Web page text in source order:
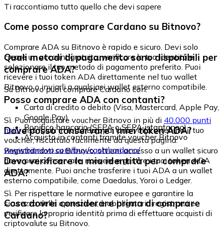
Ti raccontiamo tutto quello che devi sapere
Come posso comprare Cardano su Bitnovo?
Comprare ADA su Bitnovo è rapido e sicuro. Devi solo
creare un account gratuito, verificare la tua identità e
selezionare il tuo metodo di pagamento preferito. Puoi
ricevere i tuoi token ADA direttamente nel tuo wallet
Bitnovo o inviarli a qualsiasi wallet esterno compatibile.
Quali metodi di pagamento sono disponibili per
comprare ADA?
Su Bitnovo puoi comprare Cardano con:
Carta di credito o debito (Visa, Mastercard, Apple Pay,
Google Pay)
Bonifico bancario (SEPA o SEPA istantaneo)
Acquisto in contanti tramite voucher Bitnovo
Posso comprare ADA con contanti?
Sì. Puoi acquistare voucher Bitnovo in più di 40.000 punti
fisicidistribuiti in tutta Europa. Una volta ottenuto il tuo
voucher, riscattalo facilmente da questa pagina:
www.bitnovo.com/buy/cash/cardano/
Dove posso conservare i miei token ADA?
Registrandoti su Bitnovo, ottieni accesso a un wallet sicuro
dove puoi conservare, ricevere e gestire i tuoi token ADA
direttamente. Puoi anche trasferire i tuoi ADA a un wallet
esterno compatibile, come Daedalus, Yoroi o Ledger.
Devo verificare la mia identità per comprare
ADA?
Sì. Per rispettare le normative europee e garantire la
sicurezza delle operazioni, è obbligatorio registrarsi e
verificare la propria identità prima di effettuare acquisti di
criptovalute su Bitnovo.
Cosa dovrei considerare prima di comprare
Cardano?